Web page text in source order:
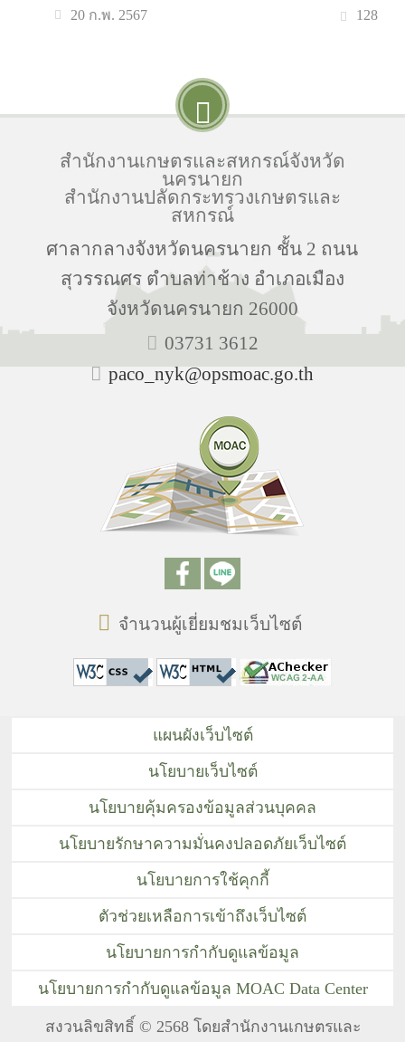
20 ก.พ. 2567 128
สำนักงานเกษตรและสหกรณ์จังหวัด
นครนายก
สำนักงานปลัดกระทรวงเกษตรและ
สหกรณ์
ศาลากลางจังหวัดนครนายก ชั้น 2 ถนน
สุวรรณศร ตำบลท่าช้าง อำเภอเมือง
จังหวัดนครนายก 26000
03731 3612
paco_nyk@opsmoac.go.th
จำนวนผู้เยี่ยมชมเว็บไซต์
สงวนลิขสิทธิ์ © 2568 โดยสำนักงานเกษตรและ
แผนผังเว็บไซต์
นโยบายเว็บไซต์
นโยบายคุ้มครองข้อมูลส่วนบุคคล
นโยบายรักษาความมั่นคงปลอดภัยเว็บไซต์
นโยบายการใช้คุกกี้
ตัวช่วยเหลือการเข้าถึงเว็บไซต์
นโยบายการกำกับดูแลข้อมูล
นโยบายการกำกับดูแลข้อมูล MOAC Data Center